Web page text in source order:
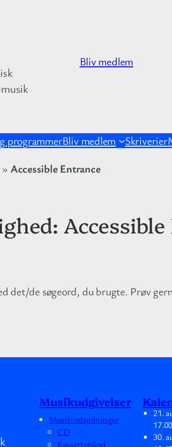
Bliv medlem
programmerBliv medlem Skriverier
» Accessible Entrance
det/de søgeord, du brugte. Prøv
Musikudgivelser
Musikindspilninger
CD
Kassettebånd
21.
17.00
30.